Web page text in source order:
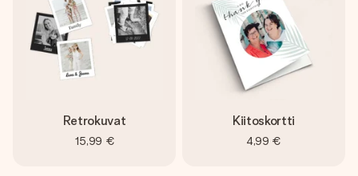
Retrokuvat
15,99 €
Kiitoskortti
4,99 €